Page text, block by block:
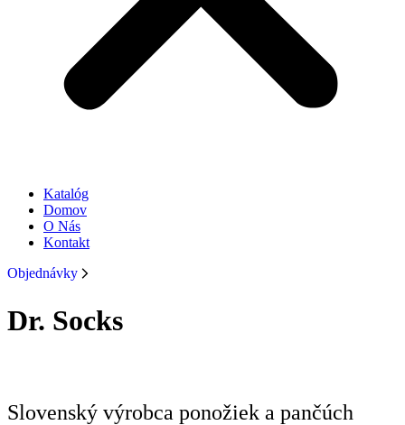
Katalóg
Domov
O Nás
Kontakt
Objednávky
Dr. Socks
Slovenský výrobca ponožiek a pančúch